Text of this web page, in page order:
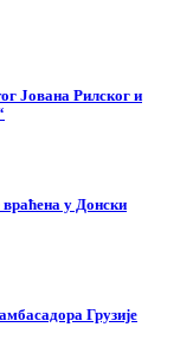
Јована Рилског и
у Донски
Грузије